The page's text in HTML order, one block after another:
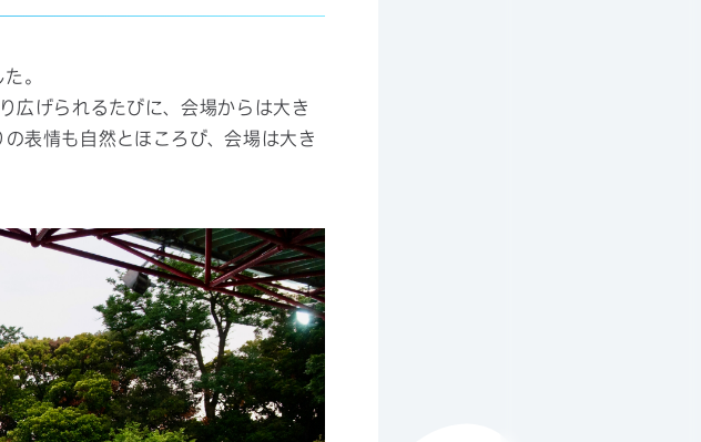
。
広げられるたびに、会場からは大き
表情も自然とほころび、会場は大き